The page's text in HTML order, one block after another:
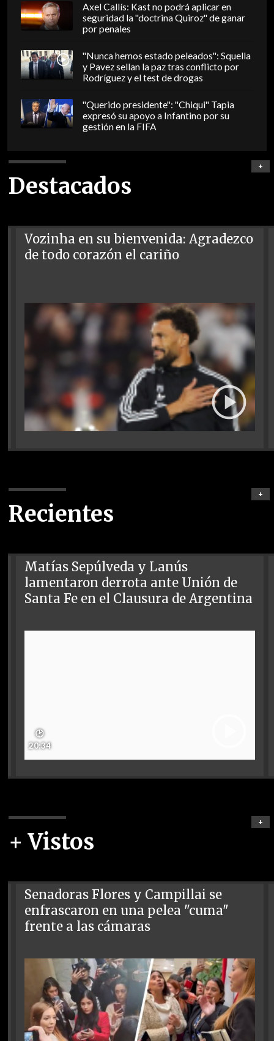
Axel Callís: Kast no podrá aplicar en
seguridad la "doctrina Quiroz" de ganar
por penales
"Nunca hemos estado peleados": Squella
y Pavez sellan la paz tras conflicto por
Rodríguez y el test de drogas
"Querido presidente": "Chiqui" Tapia
expresó su apoyo a Infantino por su
gestión en la FIFA
Destacados
+
Vozinha en su bienvenida: Agradezco
de todo corazón el cariño
Recientes
+
Matías Sepúlveda y Lanús
lamentaron derrota ante Unión de
Santa Fe en el Clausura de Argentina
🕑
20:34
+ Vistos
+
Senadoras Flores y Campillai se
enfrascaron en una pelea "cuma"
frente a las cámaras